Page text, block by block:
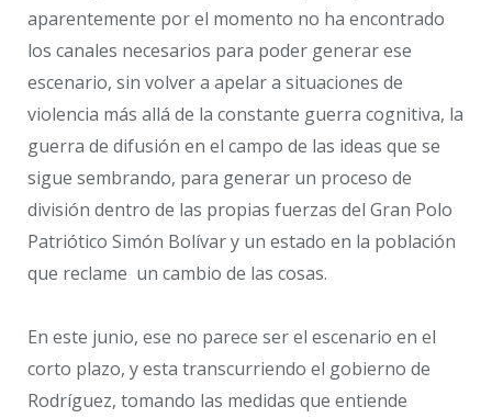
aparentemente por el momento no ha encontrado
los canales necesarios para poder generar ese
escenario, sin volver a apelar a situaciones de
violencia más allá de la constante guerra cognitiva, la
guerra de difusión en el campo de las ideas que se
sigue sembrando, para generar un proceso de
división dentro de las propias fuerzas del Gran Polo
Patriótico Simón Bolívar y un estado en la población
que reclame un cambio de las cosas.
En este junio, ese no parece ser el escenario en el
corto plazo, y esta transcurriendo el gobierno de
Rodríguez, tomando las medidas que entiende